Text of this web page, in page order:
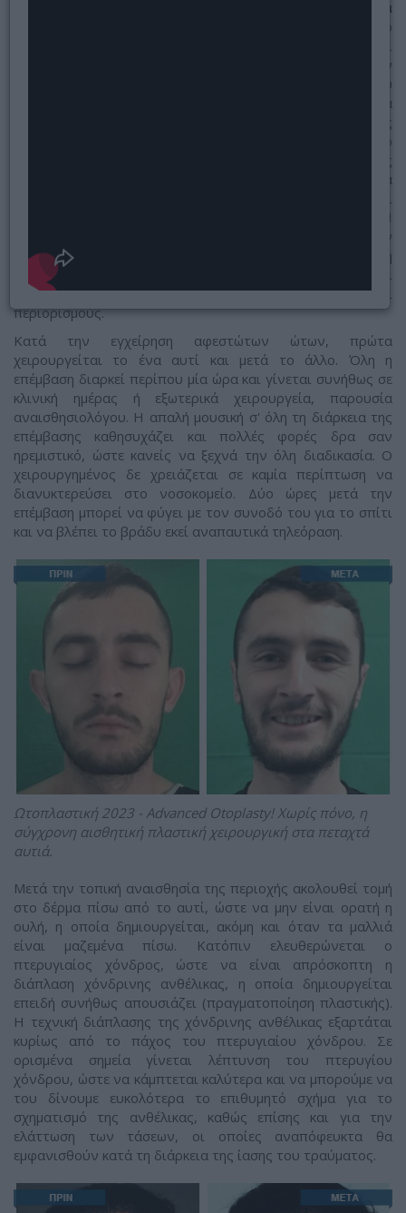
στα πεταχτά
έχει σκοπό
να δημιουργήσει
χειρουργικά την
ανθέλικα του
πτερυγίου, η οποία
εκ γενετής
απουσιάζει. Mε το
σχηματισμό της
ανθέλικάς του, το πτερύγιο του αυτιού παύει πλέον να
πετάει και το αυτί παίρνει την κανονική του μορφή και
θέση ως προς την απόστασή του από το κεφάλι. H
ωτοπλαστική πεταχτών αυτιών, δεν είναι επέμβαση την
οποία πρέπει κανείς να φοβάται, αφού η επέμβαση αυτή
δεν είναι συνδεδεμένη με πόνο, ούτε με δυσάρεστες και
δυσβάστακτες μετεγχειρητικές καταστάσεις και
περιορισμούς.
Kατά την εγχείρηση αφεστώτων ώτων, πρώτα
χειρουργείται το ένα αυτί και μετά το άλλο. Όλη η
επέμβαση διαρκεί περίπου μία ώρα και γίνεται συνήθως σε
κλινική ημέρας ή εξωτερικά χειρουργεία, παρουσία
αναισθησιολόγου. H απαλή μουσική σ' όλη τη διάρκεια της
επέμβασης καθησυχάζει και πολλές φορές δρα σαν
ηρεμιστικό, ώστε κανείς να ξεχνά την όλη διαδικασία. O
χειρουργημένος δε χρειάζεται σε καμία περίπτωση να
διανυκτερεύσει στο νοσοκομείο. Δύο ώρες μετά την
επέμβαση μπορεί να φύγει με τον συνοδό του για το σπίτι
και να βλέπει το βράδυ εκεί αναπαυτικά τηλεόραση.
Ωτοπλαστική 2023 - Advanced Otoplasty! Χωρίς πόνο, η
σύγχρονη αισθητική πλαστική χειρουργική στα πεταχτά
αυτιά.
Μετά την τοπική αναισθησία της περιοχής ακολουθεί τομή
στο δέρμα πίσω από το αυτί, ώστε να μην είναι ορατή η
ουλή, η οποία δημιουργείται, ακόμη και όταν τα μαλλιά
είναι μαζεμένα πίσω. Κατόπιν ελευθερώνεται ο
πτερυγιαίος χόνδρος, ώστε να είναι απρόσκοπτη η
διάπλαση χόνδρινης ανθέλικας, η οποία δημιουργείται
επειδή συνήθως απουσιάζει (πραγματοποίηση πλαστικής).
H τεχνική διάπλασης της χόνδρινης ανθέλικας εξαρτάται
κυρίως από το πάχος του πτερυγιαίου χόνδρου. Σε
ορισμένα σημεία γίνεται λέπτυνση του πτερυγίου
χόνδρου, ώστε να κάμπτεται καλύτερα και να μπορούμε να
του δίνουμε ευκολότερα το επιθυμητό σχήμα για το
σχηματισμό της ανθέλικας, καθώς επίσης και για την
ελάττωση των τάσεων, οι οποίες αναπόφευκτα θα
εμφανισθούν κατά τη διάρκεια της ίασης του τραύματος.